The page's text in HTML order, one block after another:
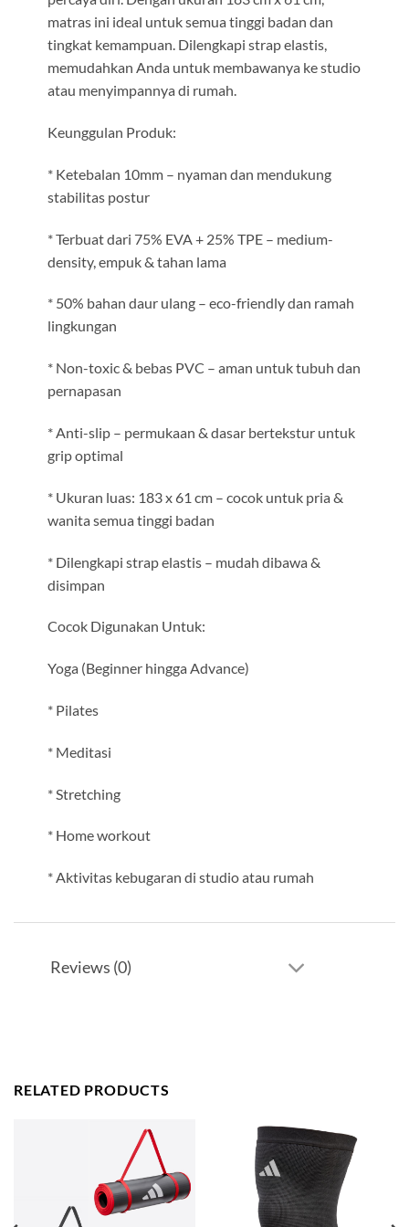
matras ini ideal untuk semua tinggi badan dan
tingkat kemampuan. Dilengkapi strap elastis,
memudahkan Anda untuk membawanya ke studio
atau menyimpannya di rumah.
Keunggulan Produk:
* Ketebalan 10mm – nyaman dan mendukung
stabilitas postur
* Terbuat dari 75% EVA + 25% TPE – medium-
density, empuk & tahan lama
* 50% bahan daur ulang – eco-friendly dan ramah
lingkungan
* Non-toxic & bebas PVC – aman untuk tubuh dan
pernapasan
* Anti-slip – permukaan & dasar bertekstur untuk
grip optimal
* Ukuran luas: 183 x 61 cm – cocok untuk pria &
wanita semua tinggi badan
* Dilengkapi strap elastis – mudah dibawa &
disimpan
Cocok Digunakan Untuk:
Yoga (Beginner hingga Advance)
* Pilates
* Meditasi
* Stretching
* Home workout
* Aktivitas kebugaran di studio atau rumah
Reviews (0)
RELATED PRODUCTS